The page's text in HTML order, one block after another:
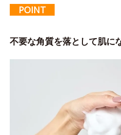
POINT
不要な角質を落として肌に